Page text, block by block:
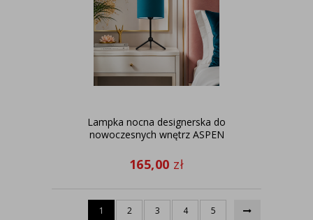
Lampka nocna designerska do
nowoczesnych wnętrz ASPEN
165,00 zł
1 2 3 4 5